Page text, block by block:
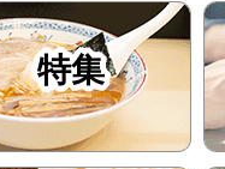
特集